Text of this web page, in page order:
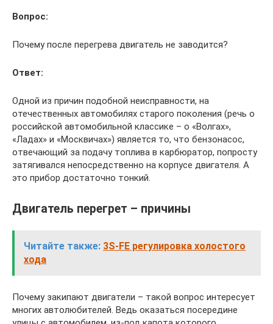
Вопрос:
Почему после перегрева двигатель не заводится?
Ответ:
Одной из причин подобной неисправности, на
отечественных автомобилях старого поколения (речь о
российской автомобильной классике – о «Волгах»,
«Ладах» и «Москвичах») является то, что бензонасос,
отвечающий за подачу топлива в карбюратор, попросту
затягивался непосредственно на корпусе двигателя. А
это прибор достаточно тонкий.
Двигатель перегрет – причины
Читайте также: 3S-FE регулировка холостого
хода
Почему закипают двигатели – такой вопрос интересует
многих автолюбителей. Ведь оказаться посередине